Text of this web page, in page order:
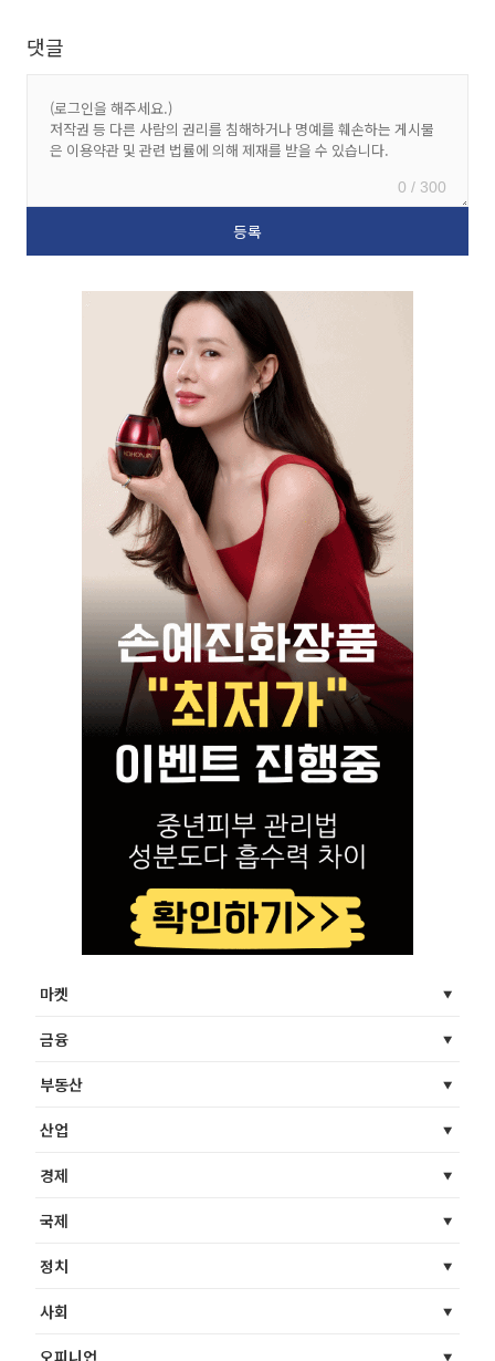
댓글
0 / 300
마켓
금융
부동산
산업
경제
국제
정치
사회